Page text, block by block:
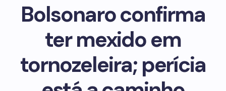
Bolsonaro confirma
ter mexido em
tornozeleira; perícia